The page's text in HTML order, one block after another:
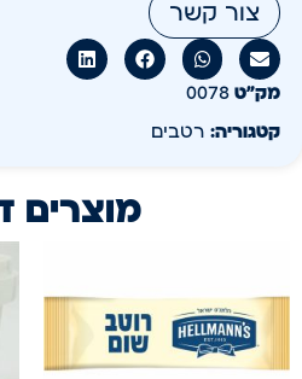
צור קשר
מק״ט 0078
קטגוריה: רטבים
מוצרים